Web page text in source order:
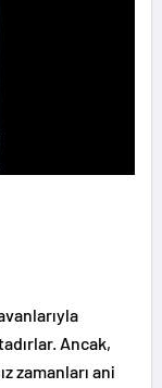
Ancak,
zamanları ani